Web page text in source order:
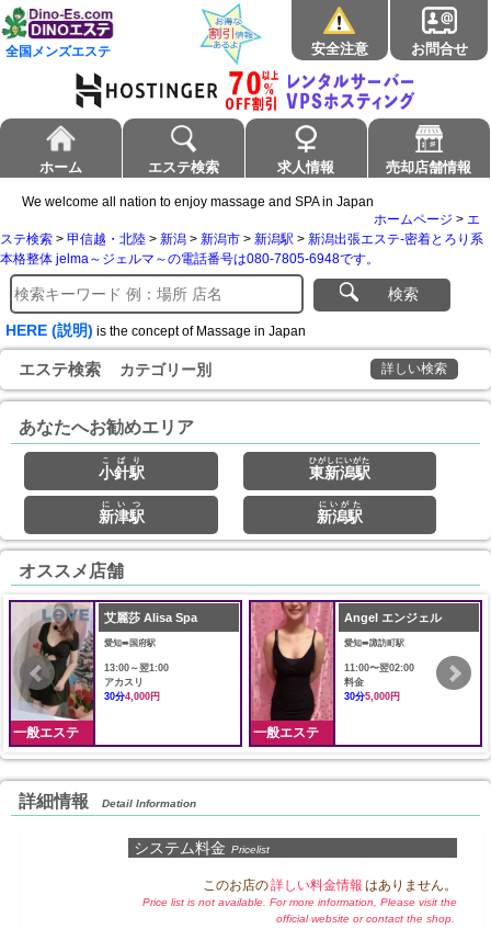
全国メンズエステ 安全注意 お問合せ
ホーム エステ検索 求人情報 売却店舗情報
We welcome all nation to enjoy massage and SPA in Japan
ホームページ > エ
ステ検索 > 甲信越・北陸 > 新潟 > 新潟市 > 新潟駅 > 新潟出張エステ-密着とろり系
本格整体 jelma～ジェルマ～の電話番号は080-7805-6948です。
検索
HERE (説明) is the concept of Massage in Japan
エステ検索 カテゴリー別 詳しい検索
あなたへお勧めエリア
小針駅
こばり
東新潟駅
ひがしにいがた
新津駅
にいつ
新潟駅
にいがた
オススメ店舗
一般エステ
艾麗莎 Alisa Spa
愛知➠国府駅
13:00～翌1:00
アカスリ
30分4,000円
一般エステ
Angel エンジェル
愛知➠諏訪町駅
11:00〜翌02:00
料金
30分5,000円
詳細情報 Detail Information
システム料金 Pricelist
このお店の詳しい料金情報 はありません。
Price list is not available. For more information, Please visit the
official website or contact the shop.